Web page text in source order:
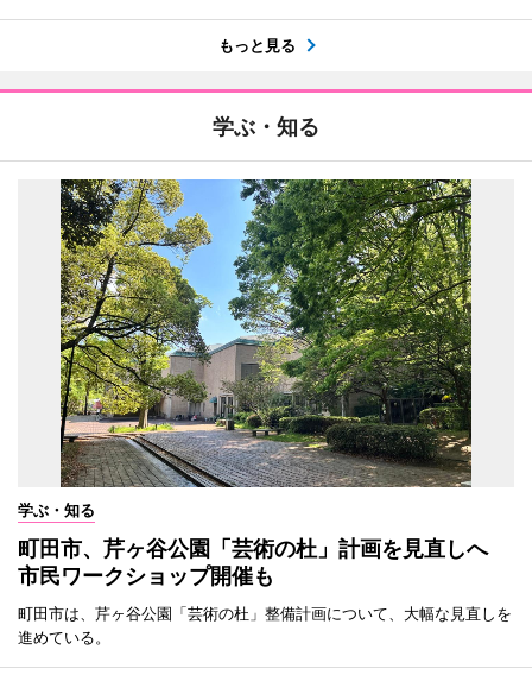
もっと見る
学ぶ・知る
学ぶ・知る
町田市、芹ヶ谷公園「芸術の杜」計画を見直しへ
市民ワークショップ開催も
町田市は、芹ヶ谷公園「芸術の杜」整備計画について、大幅な見直しを
進めている。